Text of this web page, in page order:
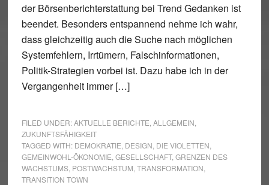
der Börsenberichterstattung bei Trend Gedanken ist
beendet. Besonders entspannend nehme ich wahr,
dass gleichzeitig auch die Suche nach möglichen
Systemfehlern, Irrtümern, Falschinformationen,
Politik-Strategien vorbei ist. Dazu habe ich in der
Vergangenheit immer […]
FILED UNDER:AKTUELLE BERICHTE ALLGEMEIN
ZUKUNFTSFÄHIGKEIT
TAGGED WITH: DEMOKRATIE DESIGN DIE VIOLETTEN
GEMEINWOHL-ÖKONOMIE GESELLSCHAFT, GRENZEN DES
WACHSTUMS, POSTWACHSTUM TRANSFORMATION
TRANSITION TOWN